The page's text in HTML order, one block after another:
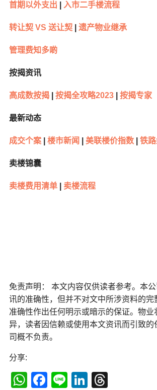
首期以外支出 入市二手楼流程
转让契 VS 送让契 遗产物业继承
管理费知多啲
按揭资讯
高成数按揭| 按揭全攻略2023| 按揭专家
最新动态
成交个案| 楼市新闻 美联楼价指数| 铁
卖楼锦囊
卖楼费用清单| 卖楼流程
免责声明： 本文内容仅供读者参考。本
讯的准确性，但并不对文中所涉资料的完
准确性作出任何明示或暗示的保证。物业
异，读者因信赖或使用本文资讯而引致的
司概不负责。
分享:
WhatsApp
Facebook
LineLinkedIn